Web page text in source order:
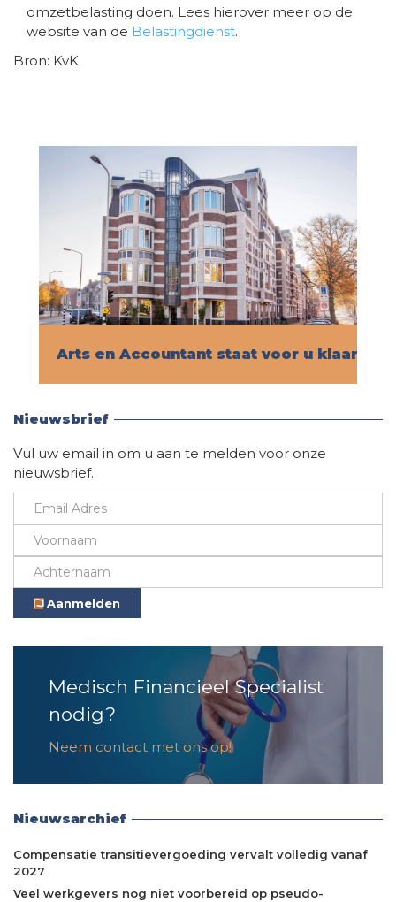
omzetbelasting doen. Lees hierover meer op de
website van de Belastingdienst.
Bron: KvK
Arts en Accountant staat voor u klaar!
Nieuwsbrief
Vul uw email in om u aan te melden voor onze
nieuwsbrief.
Aanmelden
Medisch Financieel Specialist
nodig?
Neem contact met ons op!
Nieuwsarchief
Compensatie transitievergoeding vervalt volledig vanaf
2027
Veel werkgevers nog niet voorbereid op pseudo-